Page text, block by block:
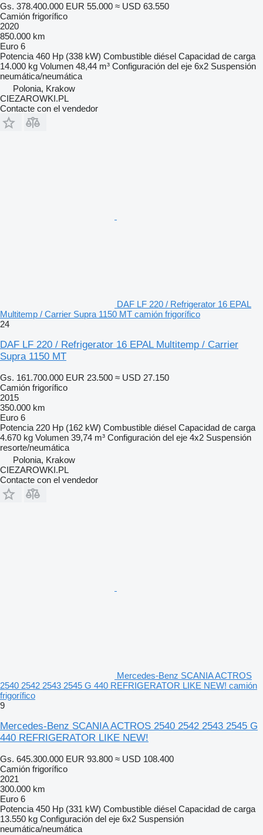
Gs. 378.400.000 EUR 55.000 ≈ USD 63.550
Camión frigorífico
2020
850.000 km
Euro 6
Potencia 460 Hp (338 kW) Combustible diésel Capacidad de carga
14.000 kg Volumen 48,44 m³ Configuración del eje 6x2 Suspensión
neumática/neumática
Polonia, Krakow
CIEZAROWKI.PL
Contacte con el vendedor
DAF LF 220 / Refrigerator 16 EPAL
Multitemp / Carrier Supra 1150 MT camión frigorífico
24
DAF LF 220 / Refrigerator 16 EPAL Multitemp / Carrier
Supra 1150 MT
Gs. 161.700.000 EUR 23.500 ≈ USD 27.150
Camión frigorífico
2015
350.000 km
Euro 6
Potencia 220 Hp (162 kW) Combustible diésel Capacidad de carga
4.670 kg Volumen 39,74 m³ Configuración del eje 4x2 Suspensión
resorte/neumática
Polonia, Krakow
CIEZAROWKI.PL
Contacte con el vendedor
Mercedes-Benz SCANIA ACTROS
2540 2542 2543 2545 G 440 REFRIGERATOR LIKE NEW! camión
frigorífico
9
Mercedes-Benz SCANIA ACTROS 2540 2542 2543 2545 G
440 REFRIGERATOR LIKE NEW!
Gs. 645.300.000 EUR 93.800 ≈ USD 108.400
Camión frigorífico
2021
300.000 km
Euro 6
Potencia 450 Hp (331 kW) Combustible diésel Capacidad de carga
13.550 kg Configuración del eje 6x2 Suspensión
neumática/neumática